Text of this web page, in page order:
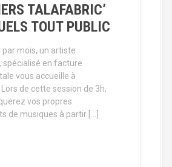
TALAFABRIC’
TOUT PUBLIC
par mois, un artiste
spécialisé en facture
vous accueille à
de cette session de 3h,
vos propres
de musiques à partir […]